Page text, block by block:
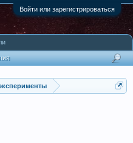
Войти или зарегистрироваться